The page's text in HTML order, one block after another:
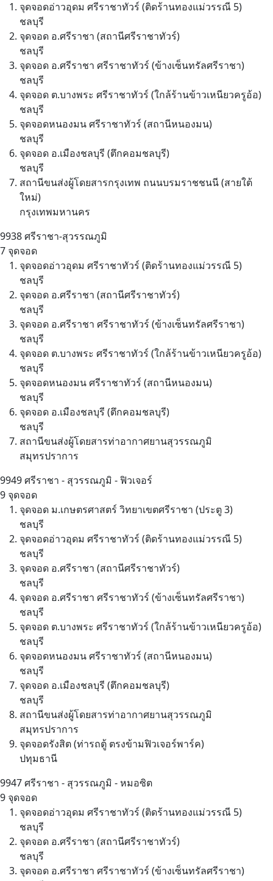
จุดจอดอ่าวอุดม ศรีราชาทัวร์ (ติดร้านทองแม่วรรณี 5)
ชลบุรี
จุดจอด อ.ศรีราชา (สถานีศรีราชาทัวร์)
ชลบุรี
จุดจอด อ.ศรีราชา ศรีราชาทัวร์ (ข้างเซ็นทรัลศรีราชา)
ชลบุรี
จุดจอด ต.บางพระ ศรีราชาทัวร์ (ใกล้ร้านข้าวเหนียวครูอ้อ)
ชลบุรี
จุดจอดหนองมน ศรีราชาทัวร์ (สถานีหนองมน)
ชลบุรี
จุดจอด อ.เมืองชลบุรี (ตึกคอมชลบุรี)
ชลบุรี
สถานีขนส่งผู้โดยสารกรุงเทพ ถนนบรมราชชนนี (สายใต้
ใหม่)
กรุงเทพมหานคร
9938ศรีราชา-สุวรรณภูมิ
7 จุดจอด
จุดจอดอ่าวอุดม ศรีราชาทัวร์ (ติดร้านทองแม่วรรณี 5)
ชลบุรี
จุดจอด อ.ศรีราชา (สถานีศรีราชาทัวร์)
ชลบุรี
จุดจอด อ.ศรีราชา ศรีราชาทัวร์ (ข้างเซ็นทรัลศรีราชา)
ชลบุรี
จุดจอด ต.บางพระ ศรีราชาทัวร์ (ใกล้ร้านข้าวเหนียวครูอ้อ)
ชลบุรี
จุดจอดหนองมน ศรีราชาทัวร์ (สถานีหนองมน)
ชลบุรี
จุดจอด อ.เมืองชลบุรี (ตึกคอมชลบุรี)
ชลบุรี
สถานีขนส่งผู้โดยสารท่าอากาศยานสุวรรณภูมิ
สมุทรปราการ
9949ศรีราชา - สุวรรณภูมิ - ฟิวเจอร์
9 จุดจอด
จุดจอด ม.เกษตรศาสตร์ วิทยาเขตศรีราชา (ประตู 3)
ชลบุรี
จุดจอดอ่าวอุดม ศรีราชาทัวร์ (ติดร้านทองแม่วรรณี 5)
ชลบุรี
จุดจอด อ.ศรีราชา (สถานีศรีราชาทัวร์)
ชลบุรี
จุดจอด อ.ศรีราชา ศรีราชาทัวร์ (ข้างเซ็นทรัลศรีราชา)
ชลบุรี
จุดจอด ต.บางพระ ศรีราชาทัวร์ (ใกล้ร้านข้าวเหนียวครูอ้อ)
ชลบุรี
จุดจอดหนองมน ศรีราชาทัวร์ (สถานีหนองมน)
ชลบุรี
จุดจอด อ.เมืองชลบุรี (ตึกคอมชลบุรี)
ชลบุรี
สถานีขนส่งผู้โดยสารท่าอากาศยานสุวรรณภูมิ
สมุทรปราการ
จุดจอดรังสิต (ท่ารถตู้ ตรงข้ามฟิวเจอร์พาร์ค)
ปทุมธานี
9947ศรีราชา - สุวรรณภูมิ - หมอซิต
9 จุดจอด
จุดจอดอ่าวอุดม ศรีราชาทัวร์ (ติดร้านทองแม่วรรณี 5)
ชลบุรี
จุดจอด อ.ศรีราชา (สถานีศรีราชาทัวร์)
ชลบุรี
จุดจอด อ.ศรีราชา ศรีราชาทัวร์ (ข้างเซ็นทรัลศรีราชา)